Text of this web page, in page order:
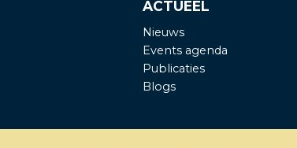
ACTUEEL
Nieuws
Events agenda
Publicaties
Blogs